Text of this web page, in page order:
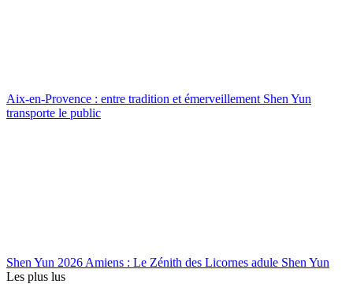
Aix-en-Provence : entre tradition et émerveillement Shen Yun
transporte le public
Shen Yun 2026 Amiens : Le Zénith des Licornes adule Shen Yun
Les plus lus